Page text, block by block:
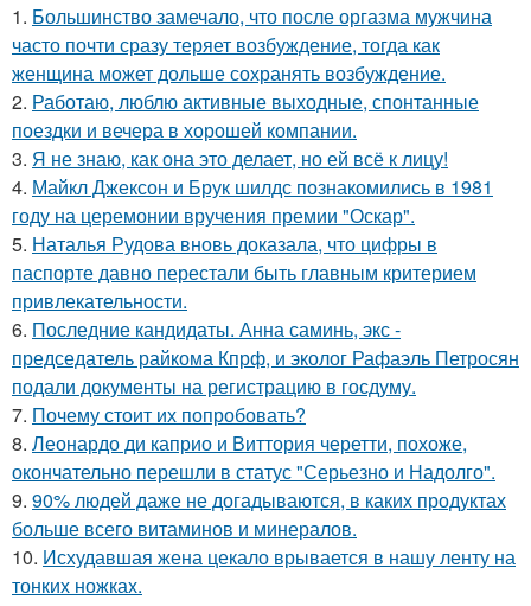
1. Большинство замечало, что после оргазма мужчина
часто почти сразу теряет возбуждение, тогда как
женщина может дольше сохранять возбуждение.
2. Работаю, люблю активные выходные, спонтанные
поездки и вечера в хорошей компании.
3. Я не знаю, как она это делает, но ей всё к лицу!
4. Майкл Джексон и Брук шилдс познакомились в 1981
году на церемонии вручения премии "Оскар".
5. Наталья Рудова вновь доказала, что цифры в
паспорте давно перестали быть главным критерием
привлекательности.
6. Последние кандидаты. Анна саминь, экс -
председатель райкома Кпрф, и эколог Рафаэль Петросян
подали документы на регистрацию в госдуму.
7. Почему стоит их попробовать?
8. Леонардо ди каприо и Виттория черетти, похоже,
окончательно перешли в статус "Серьезно и Надолго".
9. 90% людей даже не догадываются, в каких продуктах
больше всего витаминов и минералов.
10. Исхудавшая жена цекало врывается в нашу ленту на
тонких ножках.